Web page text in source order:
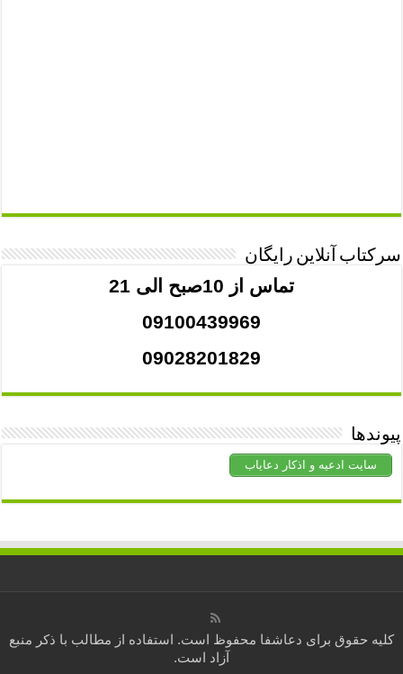
سرکتاب آنلاین رایگان
تماس از 10صبح الی 21
09100439969
09028201829
پیوندها
سایت ادعیه و اذکار دعایاب
کلیه حقوق برای دعاشفا محفوظ است. استفاده از مطالب با ذکر منبع
آزاد است.